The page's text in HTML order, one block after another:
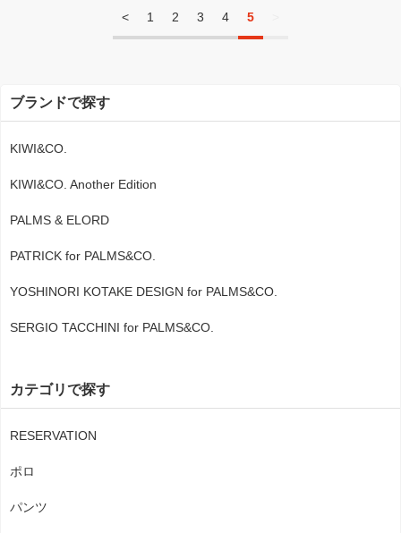
< 1 2 3 4 5
ブランドで探す
KIWI&CO.
KIWI&CO. Another Edition
PALMS & ELORD
PATRICK for PALMS&CO.
YOSHINORI KOTAKE DESIGN for PALMS&CO.
SERGIO TACCHINI for PALMS&CO.
カテゴリで探す
RESERVATION
ポロ
パンツ